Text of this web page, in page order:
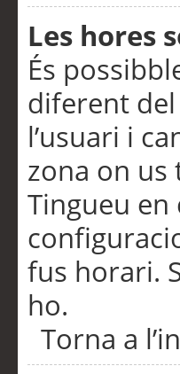
Les hores
És
diferent
l’usuari i
zona on us
Tingueu
fus horari.
ho.
Torna a